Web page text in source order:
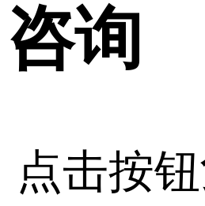
咨询
点击按钮